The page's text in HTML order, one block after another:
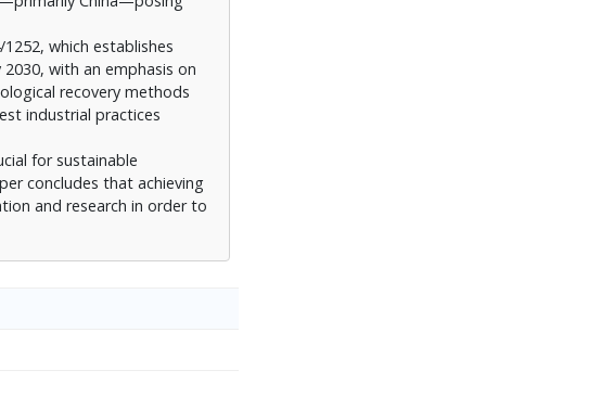
which establishes
with an emphasis on
recovery methods
industrial practices
for sustainable
concludes that achieving
and research in order to